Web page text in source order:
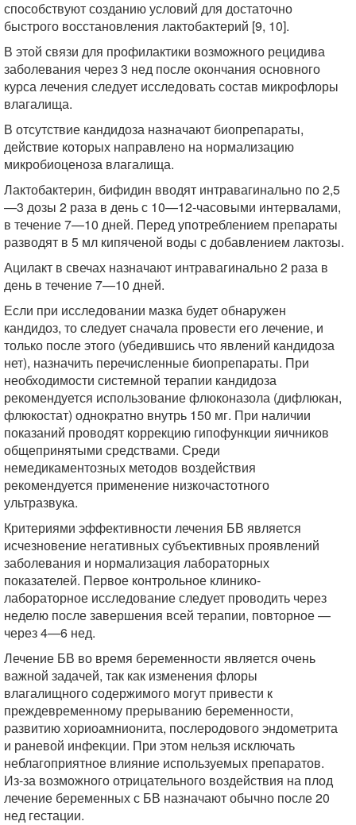
способствуют созданию условий для достаточно
быстрого восстановления лактобактерий [9, 10].
В этой связи для профилактики возможного рецидива
заболевания через 3 нед после окончания основного
курса лечения следует исследовать состав микрофлоры
влагалища.
В отсутствие кандидоза назначают биопрепараты,
действие которых направлено на нормализацию
микробиоценоза влагалища.
Лактобактерин, бифидин вводят интравагинально по 2,5
—3 дозы 2 раза в день с 10—12-часовыми интервалами,
в течение 7—10 дней. Перед употреблением препараты
разводят в 5 мл кипяченой воды с добавлением лактозы.
Ацилакт в свечах назначают интравагинально 2 раза в
день в течение 7—10 дней.
Если при исследовании мазка будет обнаружен
кандидоз, то следует сначала провести его лечение, и
только после этого (убедившись что явлений кандидоза
нет), назначить перечисленные биопрепараты. При
необходимости системной терапии кандидоза
рекомендуется использование флюконазола (дифлюкан,
флюкостат) однократно внутрь 150 мг. При наличии
показаний проводят коррекцию гипофункции яичников
общепринятыми средствами. Среди
немедикаментозных методов воздействия
рекомендуется применение низкочастотного
ультразвука.
Критериями эффективности лечения БВ является
исчезновение негативных субъективных проявлений
заболевания и нормализация лабораторных
показателей. Первое контрольное клинико-
лабораторное исследование следует проводить через
неделю после завершения всей терапии, повторное —
через 4—6 нед.
Лечение БВ во время беременности является очень
важной задачей, так как изменения флоры
влагалищного содержимого могут привести к
преждевременному прерыванию беременности,
развитию хориоамнионита, послеродового эндометрита
и раневой инфекции. При этом нельзя исключать
неблагоприятное влияние используемых препаратов.
Из-за возможного отрицательного воздействия на плод
лечение беременных с БВ назначают обычно после 20
нед гестации.